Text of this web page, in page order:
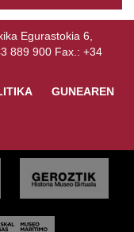
Egurastokia 6,
889 900 Fax.: +34
GUNEAREN